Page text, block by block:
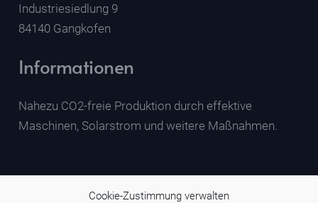
Cookie-Zustimmung verwalten
Industriesiedlung 9
84140 Gangkofen
Informationen
Nahezu CO2-freie Produktion durch effektive
Maschinen, Solarstrom und weitere Maßnahmen.